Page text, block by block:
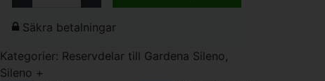
Säkra betalningar
Kategorier: Reservdelar till Gardena Sileno,
Sileno +